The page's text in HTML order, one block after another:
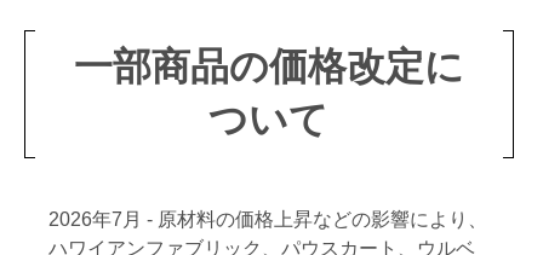
一部商品の価格改定に
ついて
2026年7月 - 原材料の価格上昇などの影響により、
ハワイアンファブリック、パウスカート、ウルベ